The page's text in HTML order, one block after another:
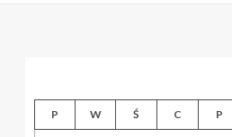
P W Ś C P